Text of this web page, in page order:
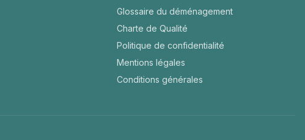
Glossaire du déménagement
Charte de Qualité
Politique de confidentialité
Mentions légales
Conditions générales